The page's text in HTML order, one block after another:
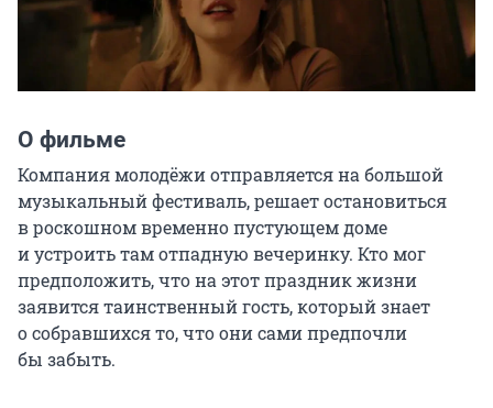
О фильме
Компания молодёжи отправляется на большой
музыкальный фестиваль, решает остановиться
в роскошном временно пустующем доме
и устроить там отпадную вечеринку. Кто мог
предположить, что на этот праздник жизни
заявится таинственный гость, который знает
о собравшихся то, что они сами предпочли
бы забыть.